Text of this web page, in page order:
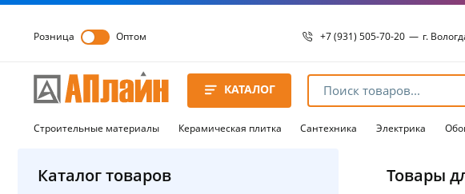
Розница Оптом +7 (931) 505-70-20 — г.
8 8172 54-15-98
8 8172 54-15-96
г.
КАТАЛОГ
Строительные материалы Керамическая плитка Сантехника Электрика
Каталог товаров Товары